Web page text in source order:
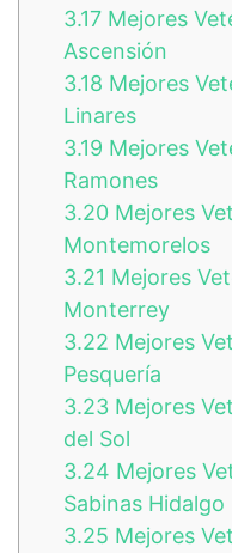
3.17 Mejores
Ascensión
3.18 Mejores
Linares
3.19 Mejores
Ramones
3.20 Mejores
Montemorelos
3.21 Mejores
Monterrey
3.22 Mejores
Pesquería
3.23 Mejores
del Sol
3.24 Mejores
Sabinas Hidalgo
3.25 Mejores